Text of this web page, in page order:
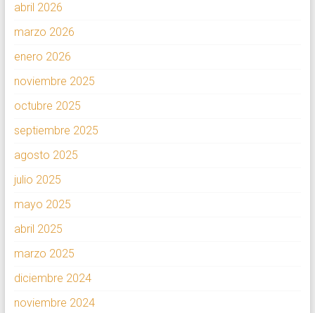
abril 2026
marzo 2026
enero 2026
noviembre 2025
octubre 2025
septiembre 2025
agosto 2025
julio 2025
mayo 2025
abril 2025
marzo 2025
diciembre 2024
noviembre 2024